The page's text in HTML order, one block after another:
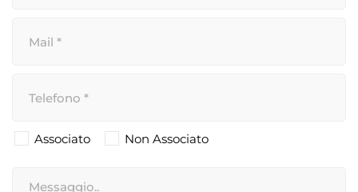
Associato Non Associato